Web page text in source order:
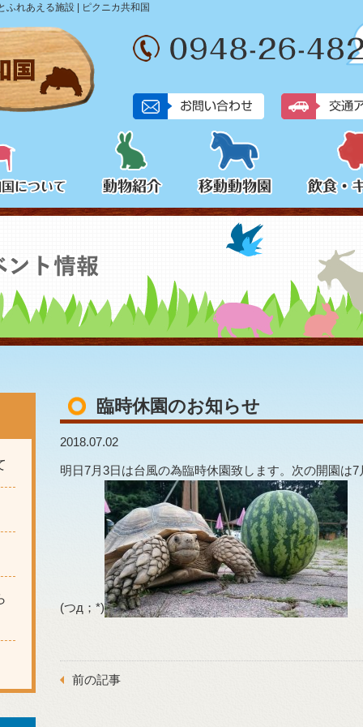
ふれあえる施設 | ピクニカ共和国
臨時休園のお知らせ
2018.07.02
明日7月3日は台風の為臨時休園致します。次の開園は
(つд；*)
前の記事